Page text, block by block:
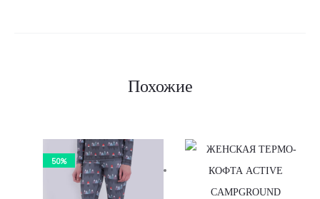
Похожие
50%